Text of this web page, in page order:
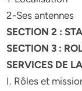
2-Ses antennes
SECTION 2 :
SECTION 3 :
SERVICES DE
I. Rôles et